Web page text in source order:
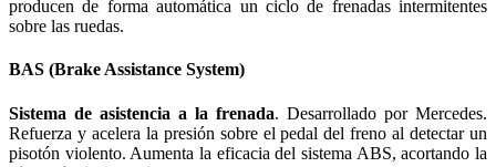
producen de forma automática un ciclo de frenadas intermitentes
sobre las ruedas.
BAS (Brake Assistance System)
Sistema de asistencia a la frenada. Desarrollado por Mercedes.
Refuerza y acelera la presión sobre el pedal del freno al detectar un
pisotón violento. Aumenta la eficacia del sistema ABS, acortando la